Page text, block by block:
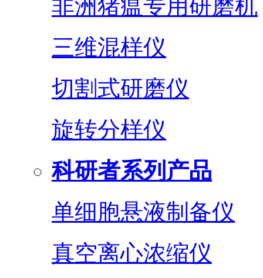
非洲猪瘟专用研磨机
三维混样仪
切割式研磨仪
旋转分样仪
科研者系列产品
单细胞悬液制备仪
真空离心浓缩仪